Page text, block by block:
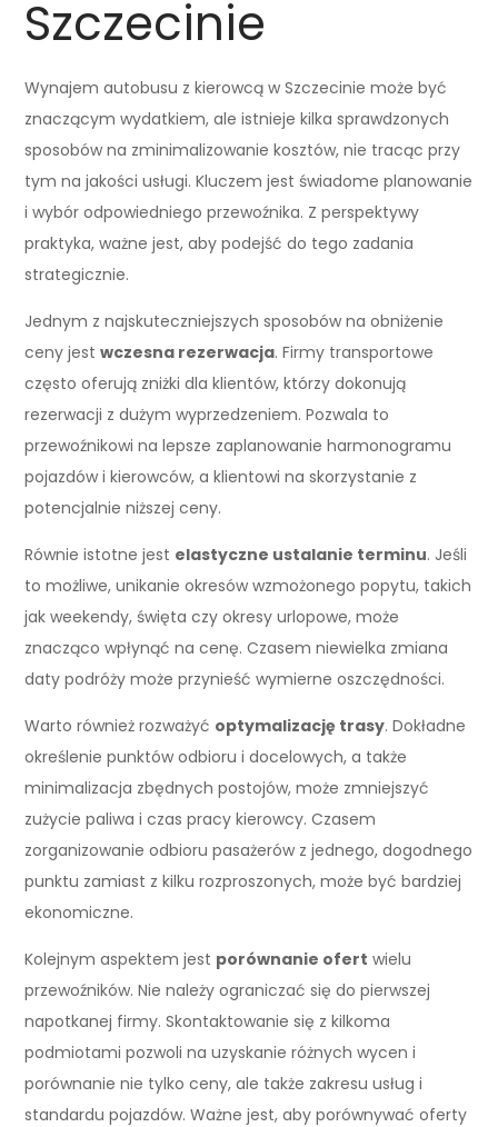
Szczecinie
Wynajem autobusu z kierowcą w Szczecinie może być
znaczącym wydatkiem, ale istnieje kilka sprawdzonych
sposobów na zminimalizowanie kosztów, nie tracąc przy
tym na jakości usługi. Kluczem jest świadome planowanie
i wybór odpowiedniego przewoźnika. Z perspektywy
praktyka, ważne jest, aby podejść do tego zadania
strategicznie.
Jednym z najskuteczniejszych sposobów na obniżenie
ceny jestwczesna rezerwacja. Firmy transportowe
często oferują zniżki dla klientów, którzy dokonują
rezerwacji z dużym wyprzedzeniem. Pozwala to
przewoźnikowi na lepsze zaplanowanie harmonogramu
pojazdów i kierowców, a klientowi na skorzystanie z
potencjalnie niższej ceny.
Równie istotne jest elastyczne ustalanie terminu. Jeśli
to możliwe, unikanie okresów wzmożonego popytu, takich
jak weekendy, święta czy okresy urlopowe, może
znacząco wpłynąć na cenę. Czasem niewielka zmiana
daty podróży może przynieść wymierne oszczędności.
Warto również rozważyć optymalizację trasy. Dokładne
określenie punktów odbioru i docelowych, a także
minimalizacja zbędnych postojów, może zmniejszyć
zużycie paliwa i czas pracy kierowcy. Czasem
zorganizowanie odbioru pasażerów z jednego, dogodnego
punktu zamiast z kilku rozproszonych, może być bardziej
ekonomiczne.
Kolejnym aspektem jest porównanie ofert wielu
przewoźników. Nie należy ograniczać się do pierwszej
napotkanej firmy. Skontaktowanie się z kilkoma
podmiotami pozwoli na uzyskanie różnych wycen i
porównanie nie tylko ceny, ale także zakresu usług i
standardu pojazdów. Ważne jest, aby porównywać oferty